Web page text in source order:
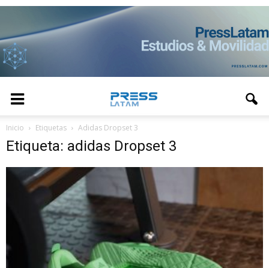
Inicio Etiquetas Adidas Dropset 3
Etiqueta: adidas Dropset 3